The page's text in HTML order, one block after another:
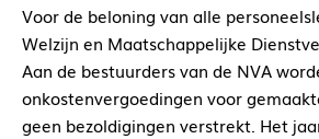
Voor de beloning van alle
Welzijn en Maatschappelijke
Aan de bestuurders van de NVA
onkostenvergoedingen voor
geen bezoldigingen verstrekt. Het